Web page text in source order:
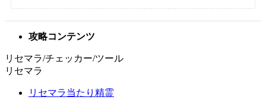
攻略コンテンツ
リセマラ/チェッカー/ツール
リセマラ
リセマラ当たり精霊